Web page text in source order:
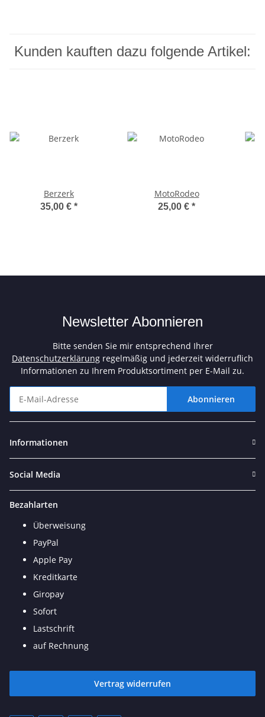
Kunden kauften dazu folgende Artikel:
Berzerk
35,00 € *
MotoRodeo
25,00 € *
Newsletter Abonnieren
Bitte senden Sie mir entsprechend Ihrer
Datenschutzerklärung regelmäßig und jederzeit widerruflich
Informationen zu Ihrem Produktsortiment per E-Mail zu.
Abonnieren
Informationen
Social Media
Bezahlarten
Überweisung
PayPal
Apple Pay
Kreditkarte
Giropay
Sofort
Lastschrift
auf Rechnung
Vertrag widerrufen